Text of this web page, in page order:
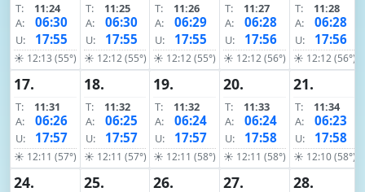
T:
11:24
A:
06:30
U: 17:55
☀ 12:13 (55°)
T:
11:25
A:
06:30
U: 17:55
☀ 12:12 (55°)
T:
11:26
A:
06:29
U: 17:55
☀ 12:12 (55°)
T:
11:27
A:
06:28
U: 17:56
☀ 12:12 (56°)
T:
11:28
A:
06:28
U: 17:56
☀ 12:12 (56°)
17.
T:
11:31
A:
06:26
U: 17:57
☀ 12:11 (57°)
18.
T:
11:32
A:
06:25
U: 17:57
☀ 12:11 (57°)
19.
T:
11:32
A:
06:24
U: 17:57
☀ 12:11 (58°)
20.
T:
11:33
A:
06:24
U: 17:58
☀ 12:11 (58°)
21.
T:
11:34
A:
06:23
U: 17:58
☀ 12:10 (58°)
24. 25. 26. 27. 28.